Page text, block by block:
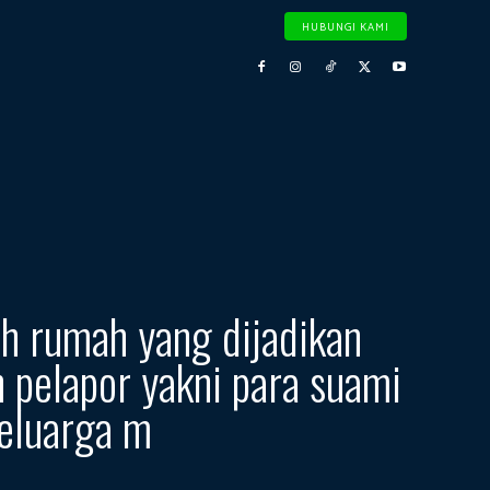
HUBUNGI KAMI
rumah yang dijadikan
yakni para suami
m